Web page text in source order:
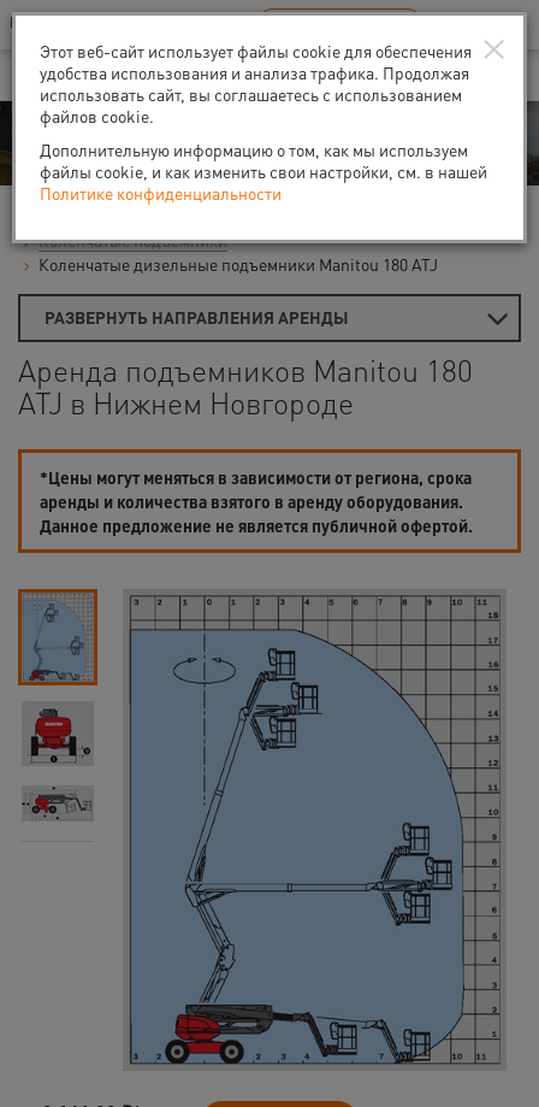
Ваш город:Нижний Новгород
В Вашем регионе нет наших офисов RU EN
Аренда
Коленчатые подъемники
Коленчатые дизельные подъемники Manitou 180 ATJ
РАЗВЕРНУТЬ НАПРАВЛЕНИЯ АРЕНДЫ
Аренда подъемников Manitou 180
ATJ в Нижнем Новгороде
*Цены могут меняться в зависимости от региона, срока
аренды и количества взятого в аренду оборудования.
Данное предложение не является публичной офертой.
×
Этот веб-сайт использует файлы cookie для обеспечения
удобства использования и анализа трафика. Продолжая
использовать сайт, вы соглашаетесь с использованием
файлов cookie.
Дополнительную информацию о том, как мы используем
файлы cookie, и как изменить свои настройки, см. в нашей
Политике конфиденциальности